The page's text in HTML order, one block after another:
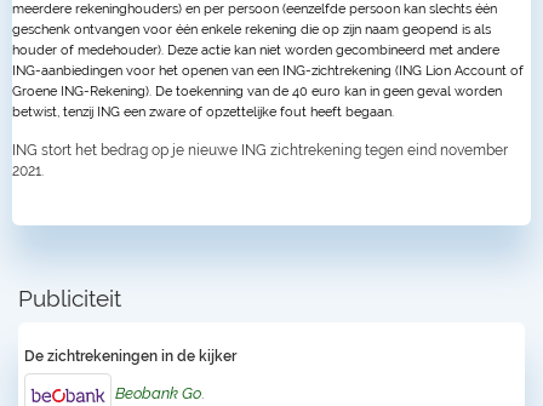
meerdere rekeninghouders) en per persoon (eenzelfde persoon kan slechts één
geschenk ontvangen voor één enkele rekening die op zijn naam geopend is als
houder of medehouder). Deze actie kan niet worden gecombineerd met andere
ING-aanbiedingen voor het openen van een ING-zichtrekening (ING Lion Account of
Groene ING-Rekening). De toekenning van de 40 euro kan in geen geval worden
betwist, tenzij ING een zware of opzettelijke fout heeft begaan.
ING stort het bedrag op je nieuwe ING zichtrekening tegen eind november
2021.
Publiciteit
De zichtrekeningen in de kijker
Beobank Go.